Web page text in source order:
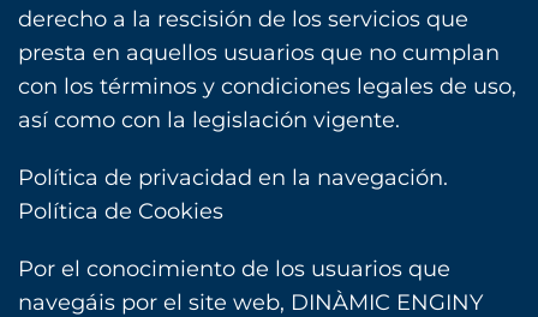
derecho a la rescisión de los servicios que
presta en aquellos usuarios que no cumplan
con los términos y condiciones legales de uso,
así como con la legislación vigente.
Política de privacidad en la navegación.
Política de Cookies
Por el conocimiento de los usuarios que
navegáis por el site web, DINÀMIC ENGINY